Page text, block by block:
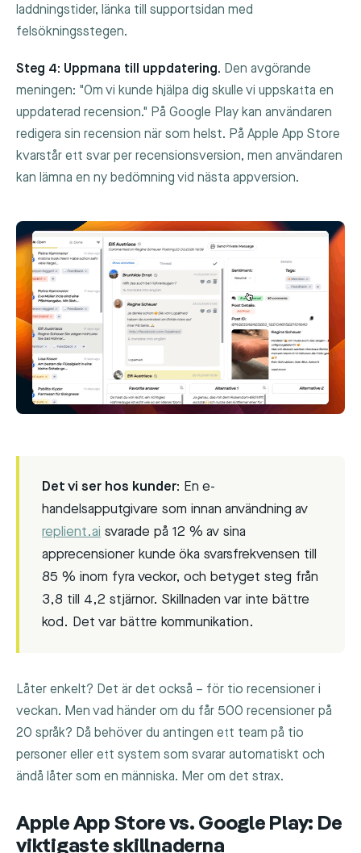
laddningstider, länka till supportsidan med
felsökningsstegen.
Steg 4: Uppmana till uppdatering. Den avgörande
meningen: "Om vi kunde hjälpa dig skulle vi uppskatta en
uppdaterad recension." På Google Play kan användaren
redigera sin recension när som helst. På Apple App Store
kvarstår ett svar per recensionsversion, men användaren
kan lämna en ny bedömning vid nästa appversion.
Det vi ser hos kunder: En e-
handelsapputgivare som innan användning av
replient.ai svarade på 12 % av sina
apprecensioner kunde öka svarsfrekvensen till
85 % inom fyra veckor, och betyget steg från
3,8 till 4,2 stjärnor. Skillnaden var inte bättre
kod. Det var bättre kommunikation.
Låter enkelt? Det är det också – för tio recensioner i
veckan. Men vad händer om du får 500 recensioner på
20 språk? Då behöver du antingen ett team på tio
personer eller ett system som svarar automatiskt och
ändå låter som en människa. Mer om det strax.
Apple App Store vs. Google Play: De
viktigaste skillnaderna